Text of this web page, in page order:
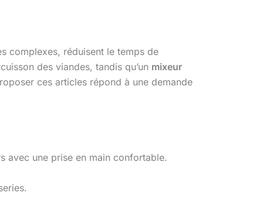
complexes, réduisent le temps de
des viandes, tandis qu’un mixeur
ces articles répond à une demande
avec une prise en main confortable.